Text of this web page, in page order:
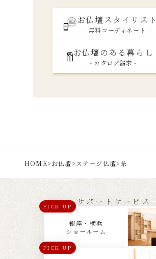
お仏壇スタイリスト
- 無料コーディネート -
お仏壇のある暮らし
- カタログ請求 -
HOME>お仏壇>ステージ仏壇>糸
サポートサービス
PICK UP
銀座・横浜
ショールーム
PICK UP